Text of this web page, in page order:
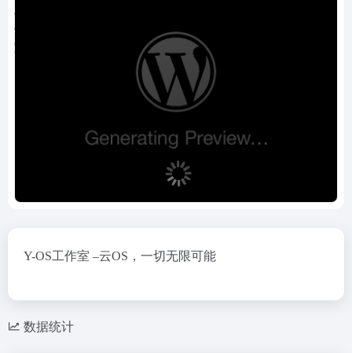
Y-OS工作室 –云OS，一切无限可能
数据统计